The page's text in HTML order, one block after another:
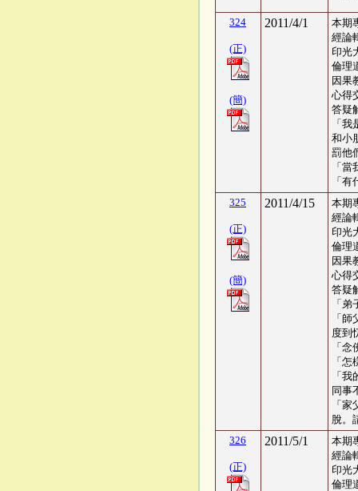
324
(正)
(簡)
2011/4/1
本期
經論
印光
倫理
因果
心得
答疑
「
和小
罰他
「
「
325
(正)
(簡)
2011/4/15
本期
經論
印光
倫理
因果
心得
答疑
「
「
度到
「
「
「
同事
「
脫。
326
(正)
2011/5/1
本期
經論
印光
倫理